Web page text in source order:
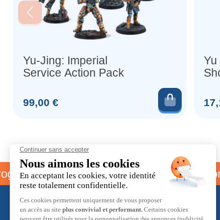
Yu-Jing: Imperial
Service Action Pack
Prix
99,00 € Ajouter
Yu
Prix
parrainage Livraison
À propos